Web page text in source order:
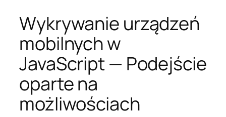
Wykrywanie urządzeń
mobilnych w
JavaScript — Podejście
oparte na
możliwościach